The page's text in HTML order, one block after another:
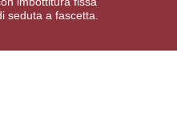
seduta a fascetta.